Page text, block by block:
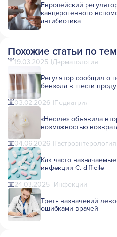
Европейский
канцерогенного
антибиотика
Похожие статьи по
19.03.2025 Дерматология
Регулятор сообщил о
бензола в шести
03.02.2026 Педиатрия
«Нестле» объявила
возможностью
04.06.2026 Гастроэнтерология
Как часто
инфекции C. difficile
24.03.2025 Инфекции
Треть назначений
ошибками врачей